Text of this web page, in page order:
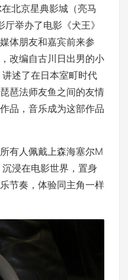
北京星典影城（亮马
举办了电影《犬王》
体朋友和嘉宾前来参
改编自古川日出男的小
述了在日本室町时代
琶法师友鱼之间的友情
品，音乐成为这部作品
有人佩戴上森海塞尔M
浸在电影世界，置身
节奏，体验同主角一样